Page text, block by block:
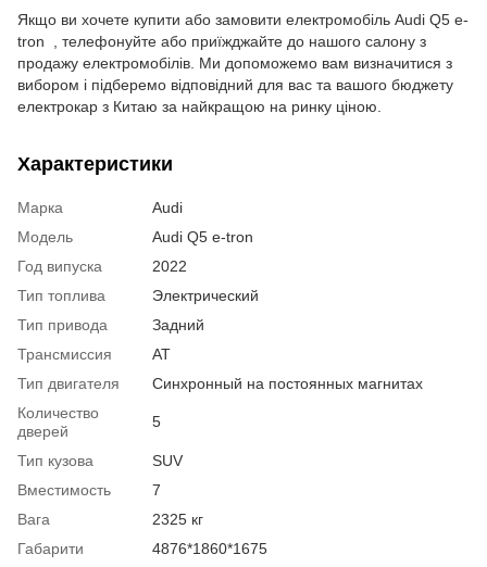
Якщо ви хочете купити або замовити електромобіль Audi Q5 e-
tron , телефонуйте або приїжджайте до нашого салону з
продажу електромобілів. Ми допоможемо вам визначитися з
вибором і підберемо відповідний для вас та вашого бюджету
електрокар з Китаю за найкращою на ринку ціною.
Характеристики
Марка
Audi
Модель
Audi Q5 e-tron
Год випуска
2022
Тип топлива
Электрический
Тип привода
Задний
Трансмиссия
AT
Тип двигателя
Синхронный на постоянных магнитах
Количество
дверей
5
Тип кузова
SUV
Вместимость
7
Вага
2325 кг
Габарити
4876*1860*1675